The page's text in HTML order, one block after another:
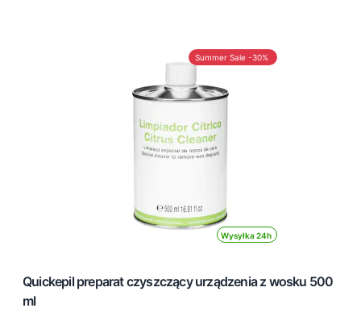
Wysyłka 24h
Summer Sale -30%
Quickepil preparat czyszczący urządzenia z wosku 500
ml